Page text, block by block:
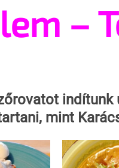
–
indítunk
mint